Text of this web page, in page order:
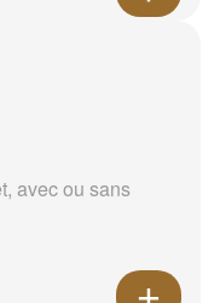
avec ou sans